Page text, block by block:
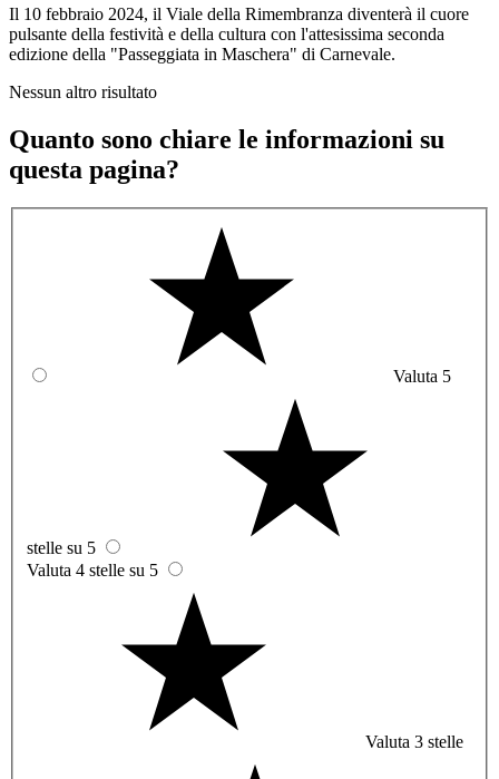
Il 10 febbraio 2024, il Viale della Rimembranza diventerà il cuore
pulsante della festività e della cultura con l'attesissima seconda
edizione della "Passeggiata in Maschera" di Carnevale.
Nessun altro risultato
Quanto sono chiare le informazioni su
questa pagina?
Valuta 5
stelle su 5
Valuta 4 stelle su 5
Valuta 3 stelle